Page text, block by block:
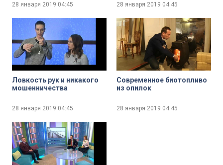
28 января 2019 04:45 28 января 2019 04:45
Ловкость рук и никакого
мошенничества
28 января 2019 04:45
Современное биотопливо
из опилок
28 января 2019 04:45